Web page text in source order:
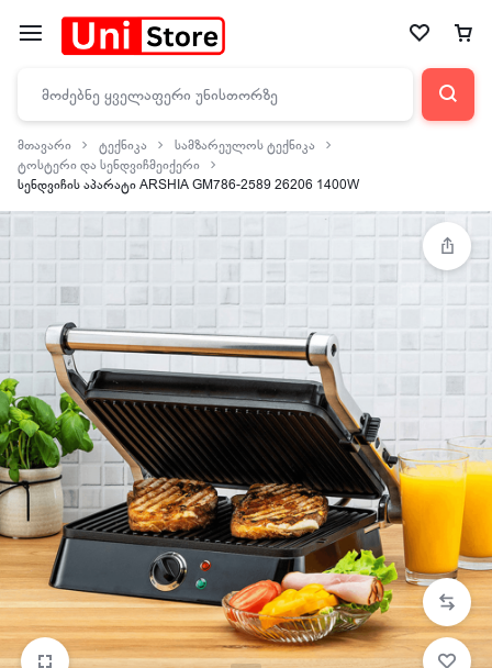
მთავარი ტექნიკა
სამზარეულოს ტექნიკა
ტოსტერი და სენდვიჩმეიქერი
სენდვიჩის აპარატი ARSHIA GM786-2589 26206 1400W